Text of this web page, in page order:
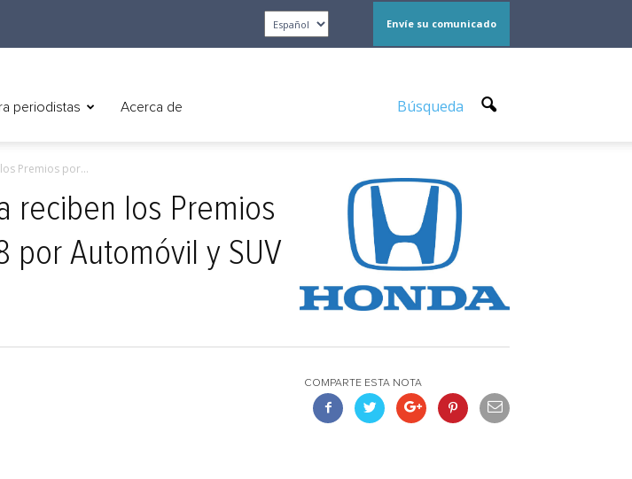
Envíe su comunicado
periodistas Acerca de Búsqueda
Premios por...
reciben los Premios
por Automóvil y SUV
COMPARTE ESTA NOTA